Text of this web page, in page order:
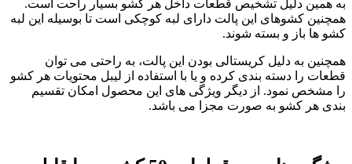
به همین دلیل تشخیص قطعات داخل هر کشو بسیار راحت است.
همچنین کشوهای این پالت دارای لبه کوچکی است تا بوسیله این لبه
کشو ها باز و بسته شوند.
همچنین به دلیل کریستالی بودن این پالت، به راحتی می توان
قطعات را دسته بندی کرده و یا با استفاده از لیبل محتویات هر کشو
را مشخص نمود. از دیگر ویژگی های این محصول امکان تقسیم
بندی هر کشو به صورت مجزا می باشد.